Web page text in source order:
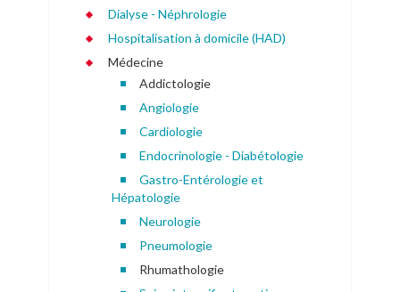
Gériatrie
Unité Cognitivo Comportementale
Radiofréquence
Cabinet de Kinesithérapie
Droits et information des usagers
Dialyse - Néphrologie
Hospitalisation à domicile (HAD)
Médecine
Addictologie
Angiologie
Cardiologie
Endocrinologie - Diabétologie
Gastro-Entérologie et
Hépatologie
Neurologie
Pneumologie
Rhumathologie